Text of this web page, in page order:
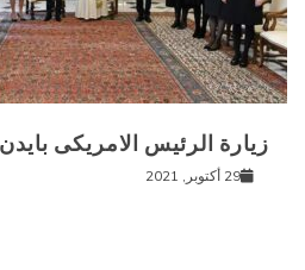
زيارة الرئيس الامريكى
29 أكتوبر, 2021